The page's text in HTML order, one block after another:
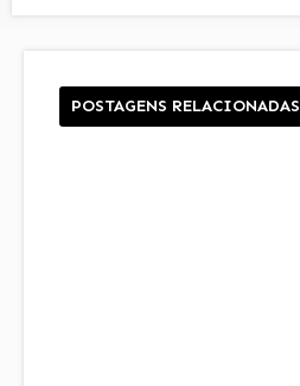
POSTAGENS RELACIONADAS